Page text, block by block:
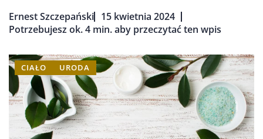
Ernest Szczepański 15 kwietnia 2024
Potrzebujesz ok. 4 min. aby przeczytać ten wpis
CIAŁO URODA